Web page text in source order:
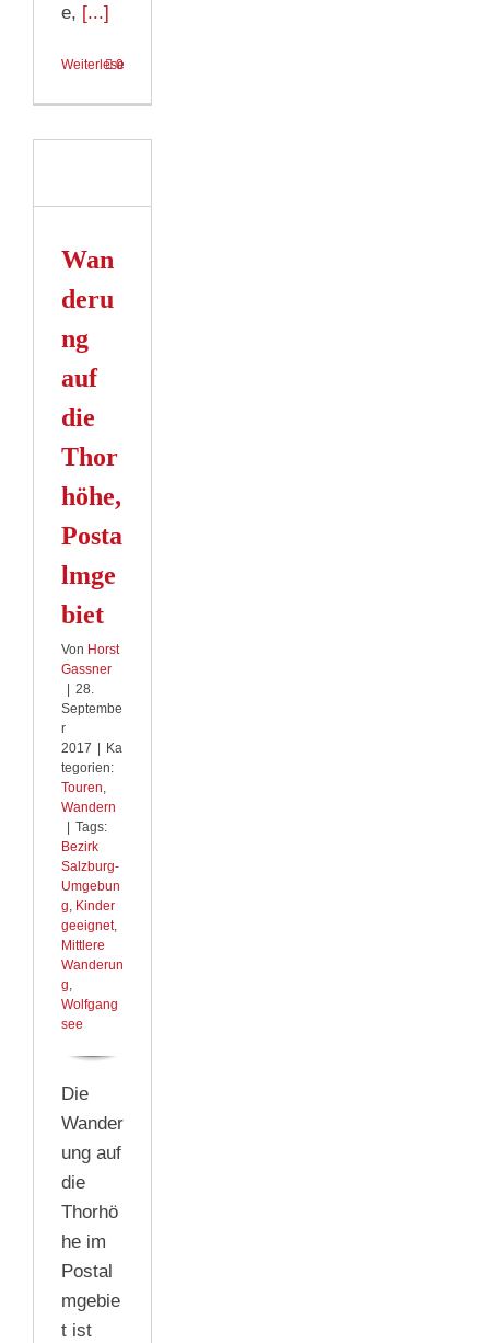
e, [...]
Weiterlesen
0
Wan
deru
ng
auf
die
Thor
höhe,
Posta
lmge
biet
Von Horst
Gassner
28.
Septembe
r
2017
Ka
tegorien:
Touren,
Wandern
Tags:
Bezirk
Salzburg-
Umgebun
g, Kinder
geeignet,
Mittlere
Wanderun
g,
Wolfgang
see
Die
Wander
ung auf
die
Thorhö
he im
Postal
mgebie
t ist